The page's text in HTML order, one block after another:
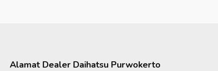
Alamat Dealer Daihatsu Purwokerto